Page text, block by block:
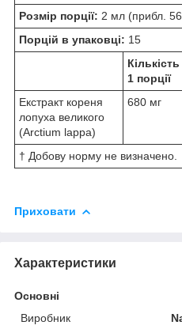
Розмір порції: 2 мл (прибл.
Порцій в упаковці: 15
1 порції
Екстракт кореня
лопуха великого
(Arctium lappa)
680 мг
† Добову норму не визначено.
Приховати
Характеристики
Основні
Виробник